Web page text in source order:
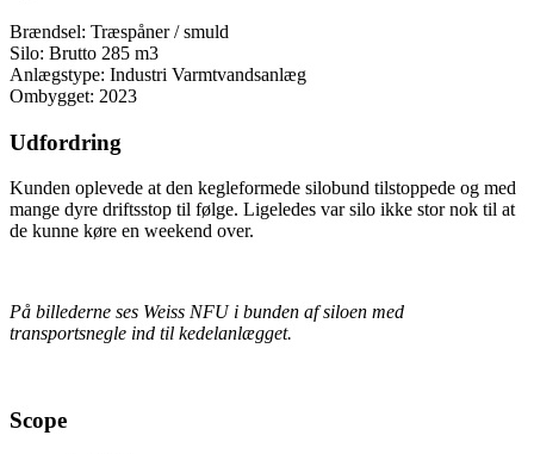
Brændsel: Træspåner / smuld
Silo: Brutto 285 m3
Anlægstype: Industri Varmtvandsanlæg
Ombygget: 2023
Udfordring
Kunden oplevede at den kegleformede silobund tilstoppede og med
mange dyre driftsstop til følge. Ligeledes var silo ikke stor nok til at
de kunne køre en weekend over.
På billederne ses Weiss NFU i bunden af siloen med
transportsnegle ind til kedelanlægget.
Scope